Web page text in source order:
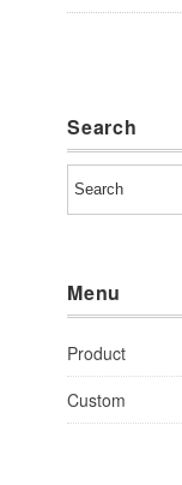
Search
Menu
Product
Custom